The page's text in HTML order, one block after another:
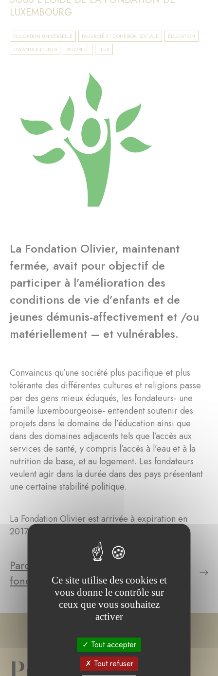
LUXEMBOURG
ÉDUCATION UNIVERSELLE PAUVRETÉ ET COHÉSION SOCIALE
ÉDUCATION
ENFANTS & JEUNES
PAUVRETÉ FLUX
La Fondation Olivier, maintenant
fermée, avait pour objectif de
participer à l’amélioration des
conditions de vie d’enfants et de
jeunes démunis-affectivement et /ou
matériellement – et vulnérables.
Convaincus qu’une société plus pacifique et plus
tolérante des différentes cultures et religions passe
par des gens mieux éduqués, les fondateurs- une
famille luxembourgeoise- entendent soutenir des
projets dans le domaine de l’éducation ainsi que
dans des domaines adjacents tels que l’accès aux
services de santé, y compris l’accès à l’eau et à la
nutrition de base, et au logement. Les fondateurs
veulent agir dans la durée dans des pays présentant
une certaine stabilité politique.
La Fondation Olivier est arrivée à expiration en
2017.
Parcourez le(s) projet(s) de la
fondationCe site utilise des cookies et
vous donne le contrôle sur
ceux que vous souhaitez
activer
Tout accepter
Tout refuser